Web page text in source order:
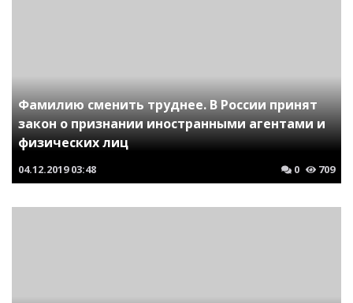
Фамилию сменить труднее. В России принят
закон о признании иностранными агентами и
физических лиц
04.12.2019 03:48 0 709